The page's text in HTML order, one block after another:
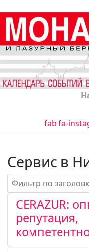
fab fa-
Сервис в
Фильтр по заголовку
CERAZUR:
репутация,